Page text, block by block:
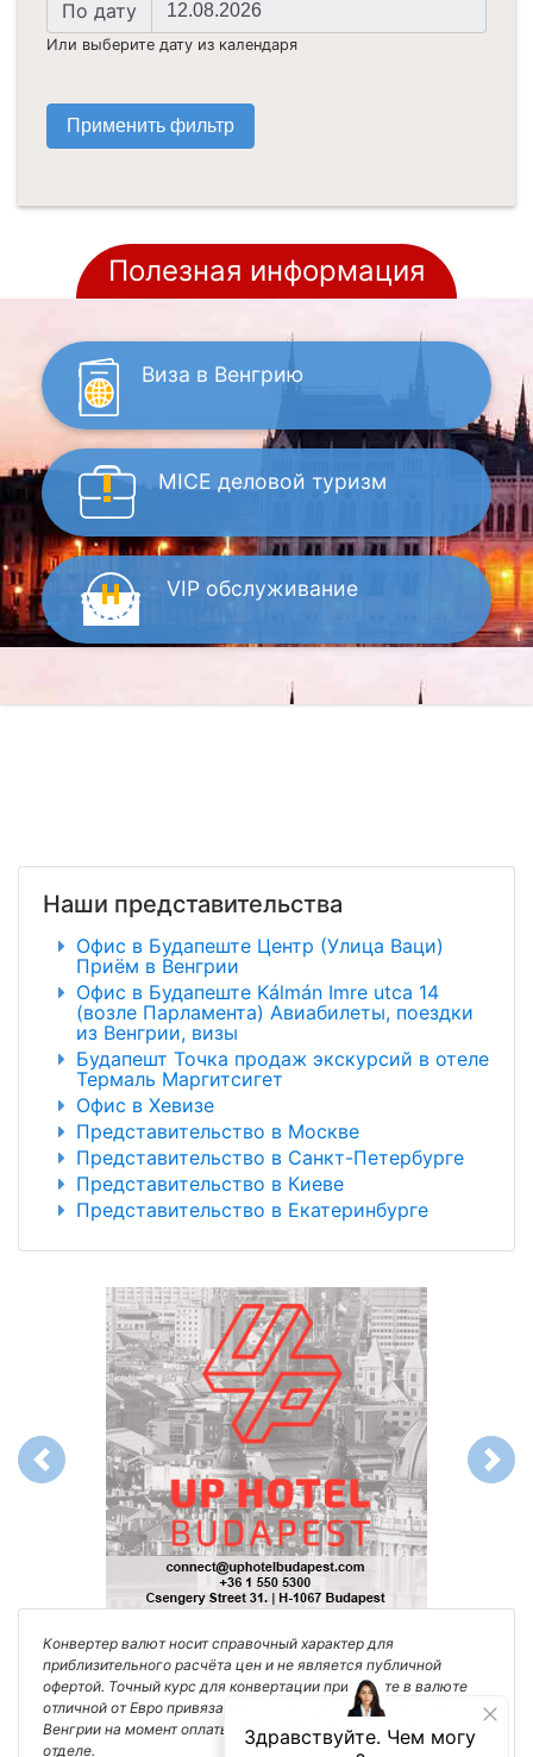
дата
По дату
Или выберите дату из календаря
Полезная информация
Виза в Венгрию
MICE деловой туризм
VIP обслуживание
Наши представительства
Офис в Будапеште Центр (Улица Ваци)
Приём в Венгрии
Офис в Будапеште Kálmán Imre utca 14
(возле Парламента) Авиабилеты, поездки
из Венгрии, визы
Будапешт Точка продаж экскурсий в отеле
Термаль Маргитсигет
Офис в Хевизе
Представительство в Москве
Представительство в Санкт-Петербурге
Представительство в Киеве
Представительство в Екатеринбурге
Previous Next
Конвертер валют носит справочный характер для
приблизительного расчёта цен и не является публичной
офертой. Точный курс для конвертации при оплате в валюте
отличной от Евро привязан к курсу Национального Банка
Венгрии на момент оплаты. Уточняйте его в финансовом
отделе.